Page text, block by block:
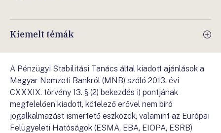
Kiemelt témák
A Pénzügyi Stabilitási Tanács által kiadott ajánlások a
Magyar Nemzeti Bankról (MNB) szóló 2013. évi
CXXXIX. törvény 13. § (2) bekezdés i) pontjának
megfelelően kiadott, kötelező erővel nem bíró
jogalkalmazást ismertető eszközök, valamint az Európai
Felügyeleti Hatóságok (ESMA, EBA, EIOPA, ESRB)